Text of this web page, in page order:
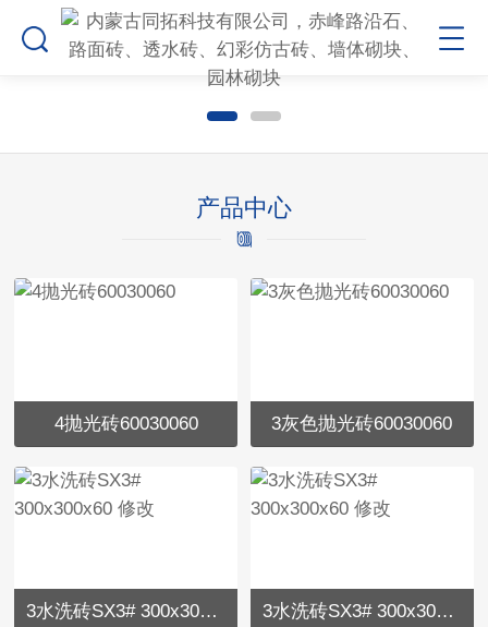
产品中心
4抛光砖60030060 3灰色抛光砖60030060
3水洗砖SX3# 300x300x60 修改 3水洗砖SX3# 300x300x60 修改